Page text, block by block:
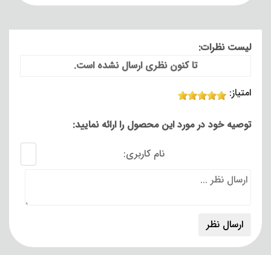
لیست نظرات:
تا کنون نظری ارسال نشده است.
امتیاز:
توصیه خود در مورد این محصول را ارائه نمایید:
نام کاربری: